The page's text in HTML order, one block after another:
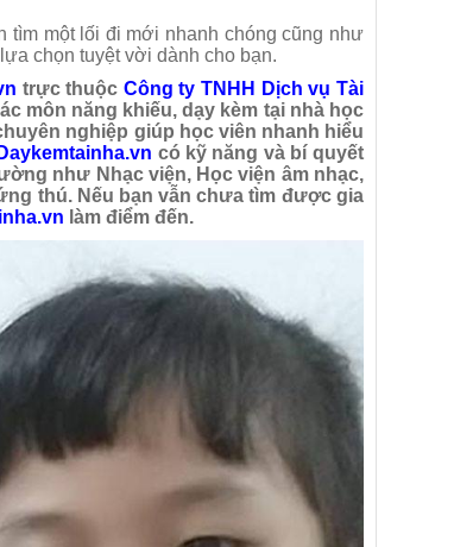
tìm một lối đi mới nhanh chóng cũng như
chọn tuyệt vời dành cho bạn.
trực thuộc Công ty TNHH Dịch vụ Tài
môn năng khiếu, dạy kèm tại nhà học
nghiệp giúp học viên nhanh hiểu
Daykemtainha.vn có kỹ năng và bí quyết
như Nhạc viện, Học viện âm nhạc,
thú. Nếu bạn vẫn chưa tìm được gia
làm điểm đến.